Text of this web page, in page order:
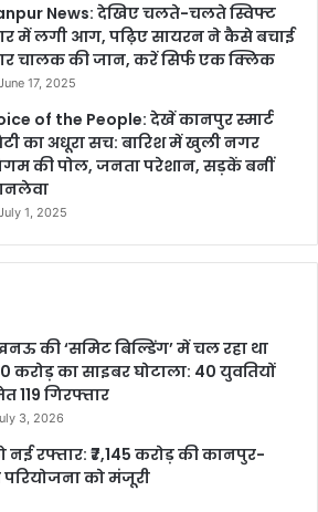
News: देखिए चलते-चलते स्विफ्ट
में लगी आग, पढ़िए सायरन ने कैसे बचाई
चालक की जान, करें सिर्फ एक क्लिक
17, 2025
of the People: देखें कानपुर स्मार्ट
का अधूरा सच: बारिश में खुली नगर
की पोल, जनता परेशान, सड़कें बनीं
1, 2025
की ‘समिट बिल्डिंग’ में चल रहा था
करोड़ का साइबर घोटाला: 40 युवतियों
119 गिरफ्तार
3, 2026
नई रफ्तार: ₹7,145 करोड़ की कानपुर-
परियोजना को मंजूरी